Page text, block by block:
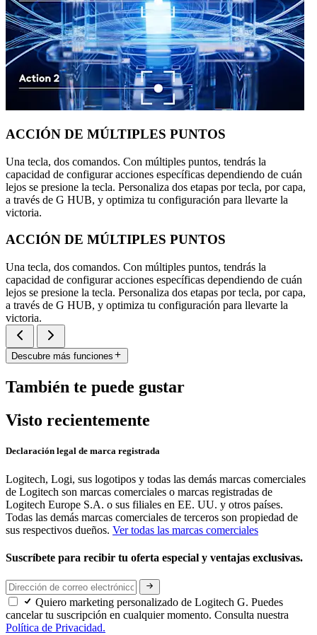
ACCIÓN DE MÚLTIPLES PUNTOS
Una tecla, dos comandos. Con múltiples puntos, tendrás la
capacidad de configurar acciones específicas dependiendo de cuán
lejos se presione la tecla. Personaliza dos etapas por tecla, por capa,
a través de G HUB, y optimiza tu configuración para llevarte la
victoria.
ACCIÓN DE MÚLTIPLES PUNTOS
Una tecla, dos comandos. Con múltiples puntos, tendrás la
capacidad de configurar acciones específicas dependiendo de cuán
lejos se presione la tecla. Personaliza dos etapas por tecla, por capa,
a través de G HUB, y optimiza tu configuración para llevarte la
victoria.
Descubre más funciones
También te puede gustar
Visto recientemente
Declaración legal de marca registrada
Logitech, Logi, sus logotipos y todas las demás marcas comerciales
de Logitech son marcas comerciales o marcas registradas de
Logitech Europe S.A. o sus filiales en EE. UU. y otros países.
Todas las demás marcas comerciales de terceros son propiedad de
sus respectivos dueños. Ver todas las marcas comerciales
Suscríbete para recibir tu oferta especial y ventajas exclusivas.
Quiero marketing personalizado de Logitech G. Puedes
cancelar tu suscripción en cualquier momento. Consulta nuestra
Política de Privacidad.